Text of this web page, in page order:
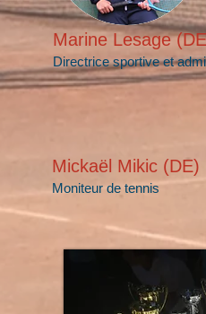
Marine Lesage
Directrice sportive et
Mickaël Mikic (DE)
Moniteur de tennis